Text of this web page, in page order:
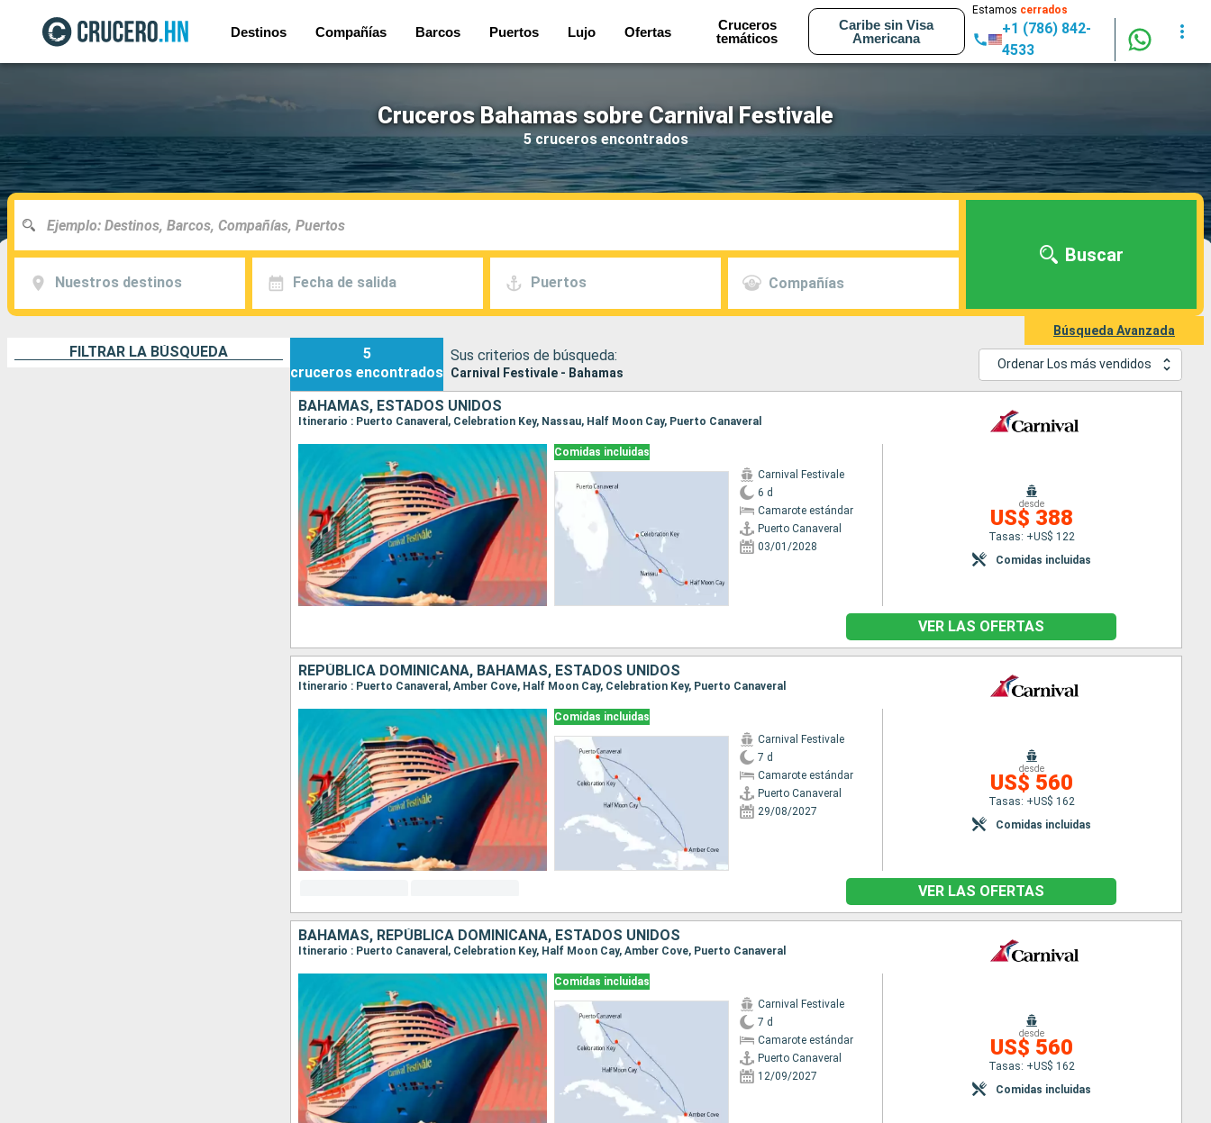
Destinos Compañías Barcos Puertos Lujo Ofertas
Cruceros
temáticos
Caribe sin Visa
Americana
Estamos cerrados
+1 (786) 842-
4533
Cruceros Bahamas sobre Carnival Festivale
5 cruceros encontrados
Nuestros destinos Fecha de salida Puertos Compañías
Buscar
Búsqueda Avanzada
FILTRAR LA BÚSQUEDA
5
cruceros encontrados
Sus criterios de búsqueda:
Carnival Festivale - Bahamas
Ordenar Los más vendidos
BAHAMAS, ESTADOS UNIDOS
Itinerario : Puerto Canaveral, Celebration Key, Nassau, Half Moon Cay, Puerto Canaveral
Comidas incluidas
Carnival Festivale
6 d
Camarote estándar
Puerto Canaveral
03/01/2028
desde
US$ 388
Tasas: +US$ 122
Comidas incluidas
VER LAS OFERTAS
REPÚBLICA DOMINICANA, BAHAMAS, ESTADOS UNIDOS
Itinerario : Puerto Canaveral, Amber Cove, Half Moon Cay, Celebration Key, Puerto Canaveral
Comidas incluidas
Carnival Festivale
7 d
Camarote estándar
Puerto Canaveral
29/08/2027
desde
US$ 560
Tasas: +US$ 162
Comidas incluidas
VER LAS OFERTAS
BAHAMAS, REPÚBLICA DOMINICANA, ESTADOS UNIDOS
Itinerario : Puerto Canaveral, Celebration Key, Half Moon Cay, Amber Cove, Puerto Canaveral
Comidas incluidas
Carnival Festivale
7 d
Camarote estándar
Puerto Canaveral
12/09/2027
desde
US$ 560
Tasas: +US$ 162
Comidas incluidas